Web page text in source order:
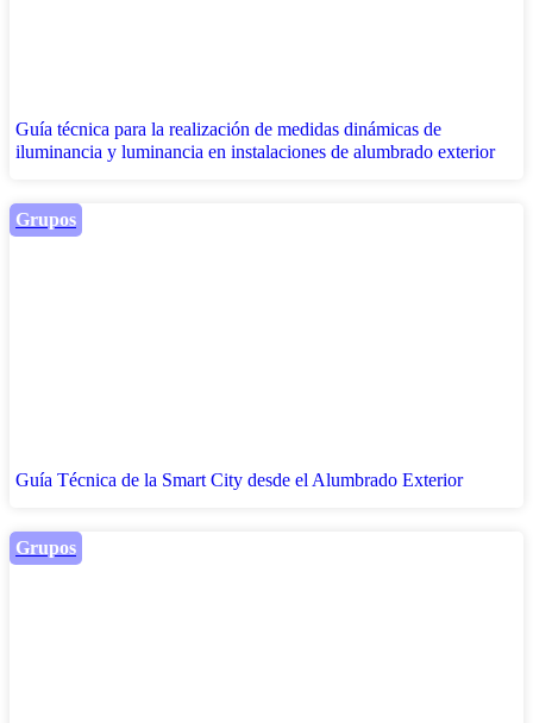
Guía técnica para la realización de medidas dinámicas de
iluminancia y luminancia en instalaciones de alumbrado exterior
Grupos
Guía Técnica de la Smart City desde el Alumbrado Exterior
Grupos